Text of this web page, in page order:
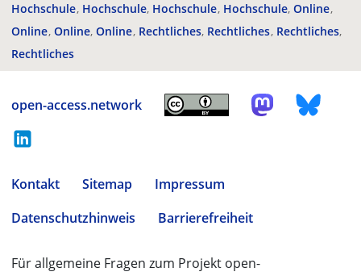
Hochschule Hochschule Hochschule Hochschule Online
Online Online Online Rechtliches Rechtliches Rechtliches
Rechtliches
open-access.network
Kontakt Sitemap
Impressum
Datenschutzhinweis
Barrierefreiheit
Für allgemeine Fragen zum Projekt open-